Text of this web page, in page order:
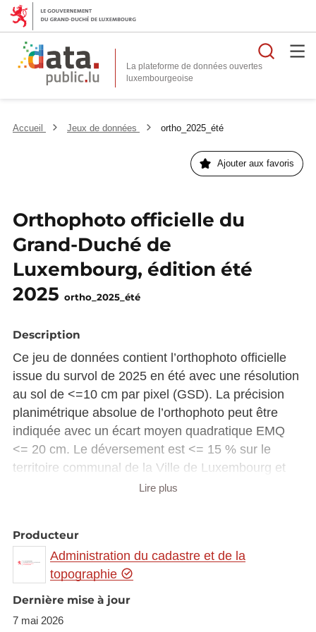
La plateforme de données ouvertes
Accueil Jeux de données ortho_2025_été
Ajouter aux favoris
Orthophoto officielle du
Grand-Duché de
Luxembourg, édition été
2025 ortho_2025_été
Description
Ce jeu de données contient l’orthophoto officielle
issue du survol de 2025 en été avec une résolution
au sol de <=10 cm par pixel (GSD). La précision
planimétrique absolue de l’orthophoto peut être
indiquée avec un écart moyen quadratique EMQ
<= 20 cm. Le déversement est <= 15 % sur le
territoire communal de la Ville de Luxembourg et
<= 25 % en dehors de cette zone. L’orthophoto
limite d’Etat. Les survols ont été réalisés avec une
élévation solaire de >= 30 ° aux dates suivantes :
11 mai 2025
12 mai 2025
Lire plus
Producteur
Administration du cadastre et de la
topographie
Dernière mise à jour
7 mai 2026